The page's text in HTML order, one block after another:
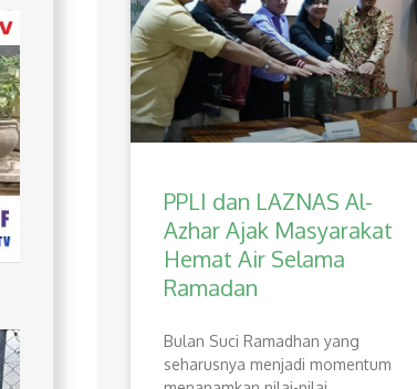
PPLI dan LAZNAS Al-
Azhar Ajak Masyarakat
Hemat Air Selama
Ramadan
Bulan Suci Ramadhan yang
seharusnya menjadi momentum